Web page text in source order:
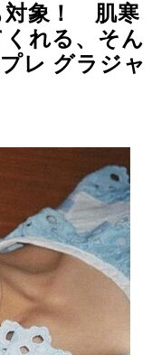
対象！ 肌寒
れる、そん
レ グラジャ